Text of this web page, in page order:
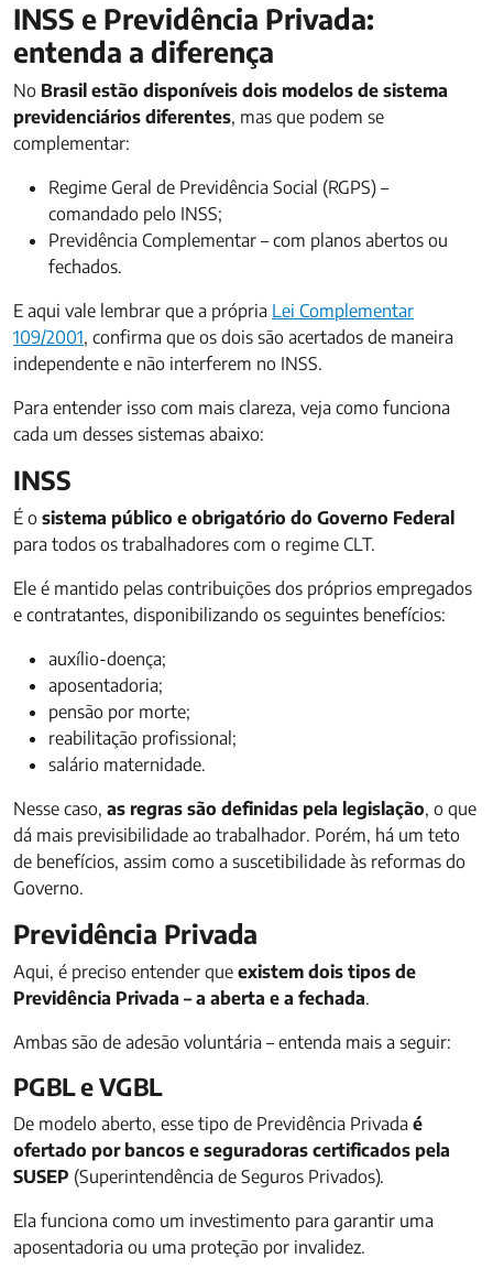
INSS e Previdência Privada:
entenda a diferença
No Brasil estão disponíveis dois modelos de sistema
previdenciários diferentes, mas que podem se
complementar:
Regime Geral de Previdência Social (RGPS) –
comandado pelo INSS;
Previdência Complementar – com planos abertos ou
fechados.
E aqui vale lembrar que a própria Lei Complementar
109/2001, confirma que os dois são acertados de maneira
independente e não interferem no INSS.
Para entender isso com mais clareza, veja como funciona
cada um desses sistemas abaixo:
INSS
É o sistema público e obrigatório do Governo Federal
para todos os trabalhadores com o regime CLT.
Ele é mantido pelas contribuições dos próprios empregados
e contratantes, disponibilizando os seguintes benefícios:
auxílio-doença;
aposentadoria;
pensão por morte;
reabilitação profissional;
salário maternidade.
Nesse caso, as regras são definidas pela legislação, o que
dá mais previsibilidade ao trabalhador. Porém, há um teto
de benefícios, assim como a suscetibilidade às reformas do
Governo.
Previdência Privada
Aqui, é preciso entender que existem dois tipos de
Previdência Privada – a aberta e a fechada.
Ambas são de adesão voluntária – entenda mais a seguir:
PGBL e VGBL
De modelo aberto, esse tipo de Previdência Privada é
ofertado por bancos e seguradoras certificados pela
SUSEP (Superintendência de Seguros Privados).
Ela funciona como um investimento para garantir uma
aposentadoria ou uma proteção por invalidez.